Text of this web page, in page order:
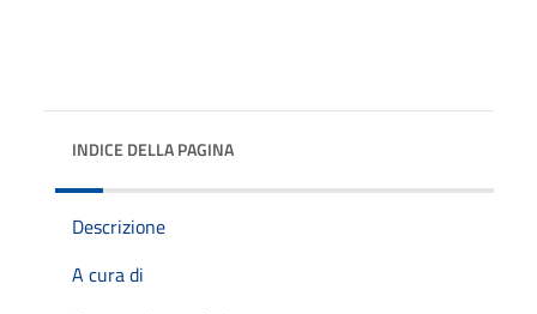
INDICE DELLA PAGINA
Descrizione
A cura di